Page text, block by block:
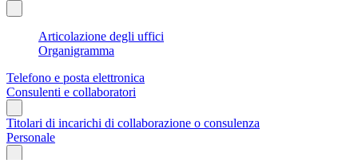
Articolazione degli uffici
Organigramma
Telefono e posta elettronica
Consulenti e collaboratori
Titolari di incarichi di collaborazione o consulenza
Personale